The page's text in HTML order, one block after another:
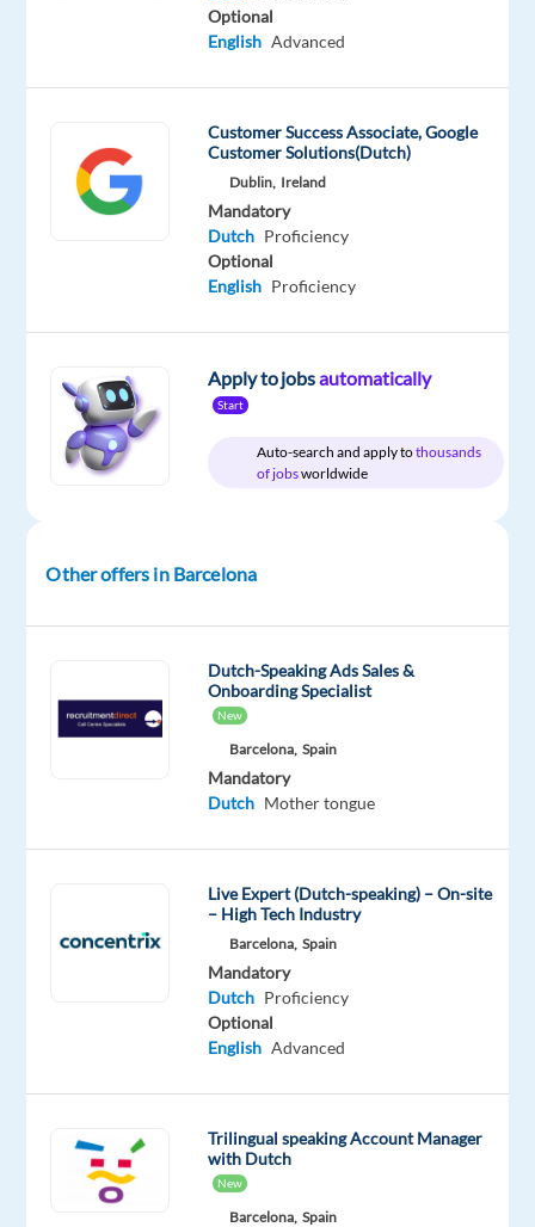
Jouw
missie
commercieel
is
om
energie
te
Vlaamse
markt
telefoontjes
beantwoorden;
van
noden
van
de
Optional
English Advanced
Customer Success Associate, Google
Customer Solutions(Dutch)
Dublin, Ireland
Mandatory
Dutch Proficiency
Optional
English Proficiency
Apply to jobsautomatically
Start
Auto-search and apply tothousands
of jobsworldwide
Other offers in Barcelona
Dutch-Speaking Ads Sales &
Onboarding Specialist
New
Barcelona, Spain
Mandatory
Dutch Mother tongue
Live Expert (Dutch-speaking) – On-site
– High Tech Industry
Barcelona, Spain
Mandatory
Dutch Proficiency
Optional
English Advanced
Trilingual speaking Account Manager
with Dutch
New
Barcelona, Spain